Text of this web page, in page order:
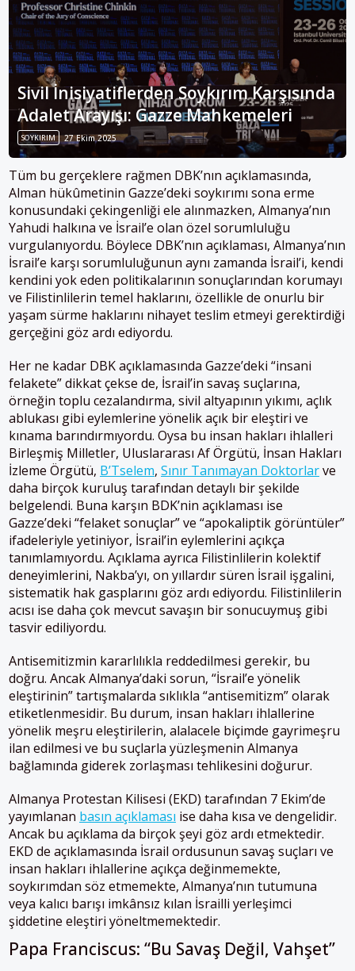
Sivil İnisiyatiflerden Soykırım Karşısında
Adalet Arayışı: Gazze Mahkemeleri
SOYKIRIM 27 Ekim 2025
Tüm bu gerçeklere rağmen DBK’nın açıklamasında,
Alman hükûmetinin Gazze’deki soykırımı sona erme
konusundaki çekingenliği ele alınmazken, Almanya’nın
Yahudi halkına ve İsrail’e olan özel sorumluluğu
vurgulanıyordu. Böylece DBK’nın açıklaması, Almanya’nın
İsrail’e karşı sorumluluğunun aynı zamanda İsrail’i, kendi
kendini yok eden politikalarının sonuçlarından korumayı
ve Filistinlilerin temel haklarını, özellikle de onurlu bir
yaşam sürme haklarını nihayet teslim etmeyi gerektirdiği
gerçeğini göz ardı ediyordu.
Her ne kadar DBK açıklamasında Gazze’deki “insani
felakete” dikkat çekse de, İsrail’in savaş suçlarına,
örneğin toplu cezalandırma, sivil altyapının yıkımı, açlık
ablukası gibi eylemlerine yönelik açık bir eleştiri ve
kınama barındırmıyordu. Oysa bu insan hakları ihlalleri
Birleşmiş Milletler, Uluslararası Af Örgütü, İnsan Hakları
İzleme Örgütü, B’Tselem, Sınır Tanımayan Doktorlarve
daha birçok kuruluş tarafından detaylı bir şekilde
belgelendi. Buna karşın BDK’nin açıklaması ise
Gazze’deki “felaket sonuçlar” ve “apokaliptik görüntüler”
ifadeleriyle yetiniyor, İsrail’in eylemlerini açıkça
tanımlamıyordu. Açıklama ayrıca Filistinlilerin kolektif
deneyimlerini, Nakba’yı, on yıllardır süren İsrail işgalini,
sistematik hak gasplarını göz ardı ediyordu. Filistinlilerin
acısı ise daha çok mevcut savaşın bir sonucuymuş gibi
tasvir ediliyordu.
Antisemitizmin kararlılıkla reddedilmesi gerekir, bu
doğru. Ancak Almanya’daki sorun, “İsrail’e yönelik
eleştirinin” tartışmalarda sıklıkla “antisemitizm” olarak
etiketlenmesidir. Bu durum, insan hakları ihlallerine
yönelik meşru eleştirilerin, alalacele biçimde gayrimeşru
ilan edilmesi ve bu suçlarla yüzleşmenin Almanya
bağlamında giderek zorlaşması tehlikesini doğurur.
Almanya Protestan Kilisesi (EKD) tarafından 7 Ekim’de
yayımlanan basın açıklaması ise daha kısa ve dengelidir.
Ancak bu açıklama da birçok şeyi göz ardı etmektedir.
EKD de açıklamasında İsrail ordusunun savaş suçları ve
insan hakları ihlallerine açıkça değinmemekte,
soykırımdan söz etmemekte, Almanya’nın tutumuna
veya kalıcı barışı imkânsız kılan İsrailli yerleşimci
şiddetine eleştiri yöneltmemektedir.
Papa Franciscus: “Bu Savaş Değil, Vahşet”